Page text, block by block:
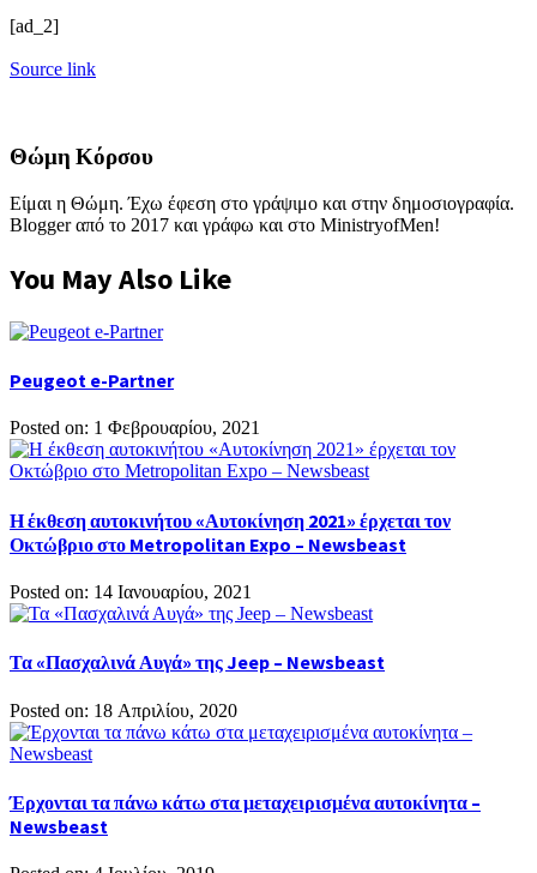
[ad_2]
Source link
Θώμη Κόρσου
Είμαι η Θώμη. Έχω έφεση στο γράψιμο και στην δημοσιογραφία.
Blogger από το 2017 και γράφω και στο MinistryofMen!
You May Also Like
Peugeot e-Partner
Posted on: 1 Φεβρουαρίου, 2021
Η έκθεση αυτοκινήτου «Αυτοκίνηση 2021» έρχεται τον
Οκτώβριο στο Metropolitan Expo – Newsbeast
Posted on: 14 Ιανουαρίου, 2021
Τα «Πασχαλινά Αυγά» της Jeep – Newsbeast
Posted on: 18 Απριλίου, 2020
Έρχονται τα πάνω κάτω στα μεταχειρισμένα αυτοκίνητα –
Newsbeast